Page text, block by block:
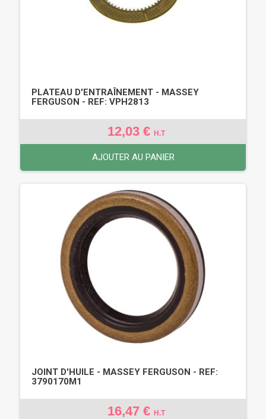
PLATEAU D'ENTRAÎNEMENT - MASSEY
FERGUSON - REF: VPH2813
12,03 € H.T
AJOUTER AU PANIER
JOINT D'HUILE - MASSEY FERGUSON - REF:
3790170M1
16,47 € H.T